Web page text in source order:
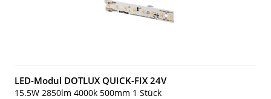
LED-Modul DOTLUX QUICK-FIX 24V
15.5W 2850lm 4000k 500mm 1 Stück